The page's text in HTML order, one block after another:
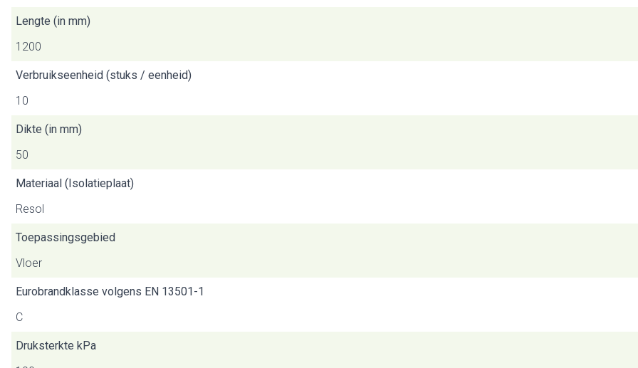
Lengte (in mm)
1200
Verbruikseenheid (stuks / eenheid)
10
Dikte (in mm)
50
Materiaal (Isolatieplaat)
Resol
Toepassingsgebied
Vloer
Eurobrandklasse volgens EN 13501-1
C
Druksterkte kPa